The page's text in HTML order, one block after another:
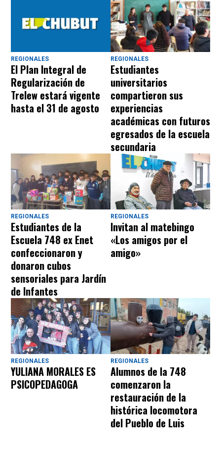
REGIONALES
El Plan Integral de
Regularización de
Trelew estará vigente
hasta el 31 de agosto
REGIONALES
Estudiantes
universitarios
compartieron sus
experiencias
académicas con futuros
egresados de la escuela
secundaria
REGIONALES
Estudiantes de la
Escuela 748 ex Enet
confeccionaron y
donaron cubos
sensoriales para Jardín
de Infantes
REGIONALES
Invitan al matebingo
«Los amigos por el
amigo»
REGIONALES
YULIANA MORALES ES
PSICOPEDAGOGA
REGIONALES
Alumnos de la 748
comenzaron la
restauración de la
histórica locomotora
del Pueblo de Luis